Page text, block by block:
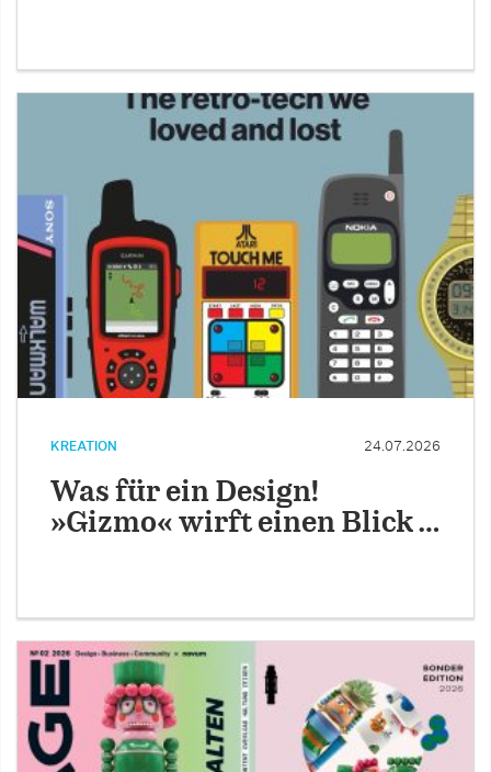
KREATION 24.07.2026
Was für ein Design!
»Gizmo« wirft einen Blick …